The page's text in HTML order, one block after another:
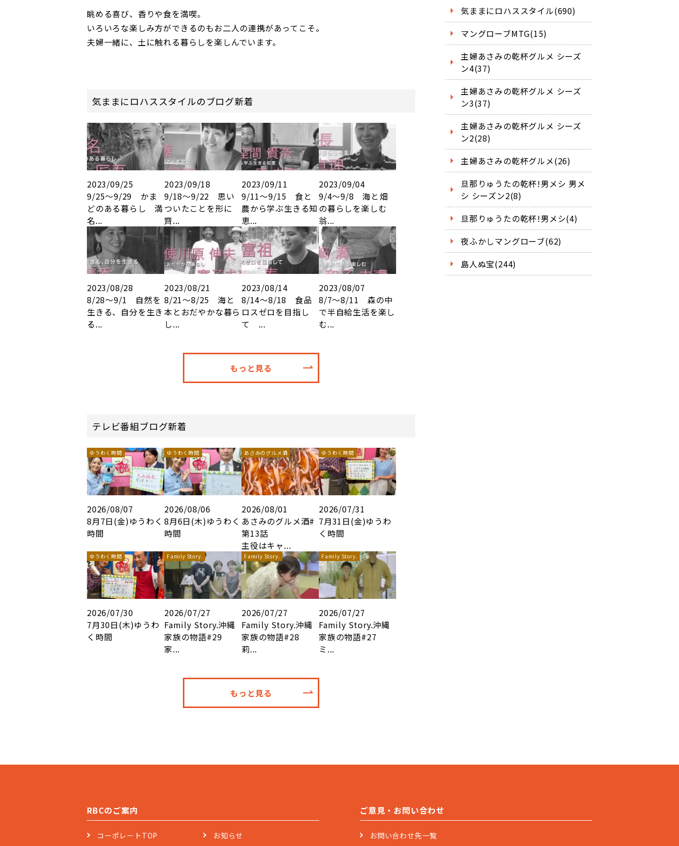
眺める喜び、香りや食を満喫。
いろいろな楽しみ方ができるのもお二人の連携があってこそ。
夫婦一緒に、土に触れる暮らしを楽しんでいます。
気ままにロハススタイルのブログ新着
2023/09/25
9/25～9/29 かま
どのある暮らし 満
名...
2023/09/18
9/18～9/22 思い
ついたことを形に
齊...
2023/09/11
9/11～9/15 食と
農から学ぶ生きる知
恵...
2023/09/04
9/4～9/8 海と畑
の暮らしを楽しむ
翁...
2023/08/28
8/28～9/1 自然を
生きる、自分を生き
る...
2023/08/21
8/21～8/25 海と
本とおだやかな暮ら
し...
2023/08/14
8/14～8/18 食品
ロスゼロを目指し
て ...
2023/08/07
8/7～8/11 森の中
で半自給生活を楽し
む...
もっと見る
テレビ番組ブログ新着
ゆうわく時間
2026/08/07
8月7日(金)ゆうわく
時間
ゆうわく時間
2026/08/06
8月6日(木)ゆうわく
時間
あさみのグルメ酒
2026/08/01
あさみのグルメ酒#
第13話
主役はキャ...
ゆうわく時間
2026/07/31
7月31日(金)ゆうわ
く時間
ゆうわく時間
2026/07/30
7月30日(木)ゆうわ
く時間
Family Story.
2026/07/27
Family Story.沖縄
家族の物語#29
家...
Family Story.
2026/07/27
Family Story.沖縄
家族の物語#28
莉...
Family Story.
2026/07/27
Family Story.沖縄
家族の物語#27
ミ...
もっと見る
気ままにロハススタイル(690)
マングローブMTG(15)
主婦あさみの乾杯グルメ シーズ
ン4(37)
主婦あさみの乾杯グルメ シーズ
ン3(37)
主婦あさみの乾杯グルメ シーズ
ン2(28)
主婦あさみの乾杯グルメ(26)
旦那りゅうたの乾杯!男メシ 男メ
シ シーズン2(8)
旦那りゅうたの乾杯!男メシ(4)
夜ふかしマングローブ(62)
島人ぬ宝(244)
RBCのご案内
コーポレートTOP
お知らせ
ご意見・お問い合わせ
お問い合わせ先一覧